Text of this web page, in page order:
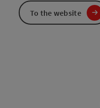
To the website